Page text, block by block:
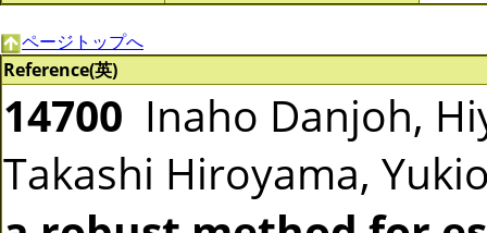
ページトップへ
Reference(英)
14700 Inaho Danjoh,
Takashi Hiroyama,